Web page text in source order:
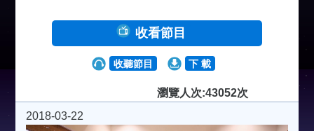
收看節目
收聽節目 下 載
瀏覽人次:43052次
2018-03-22